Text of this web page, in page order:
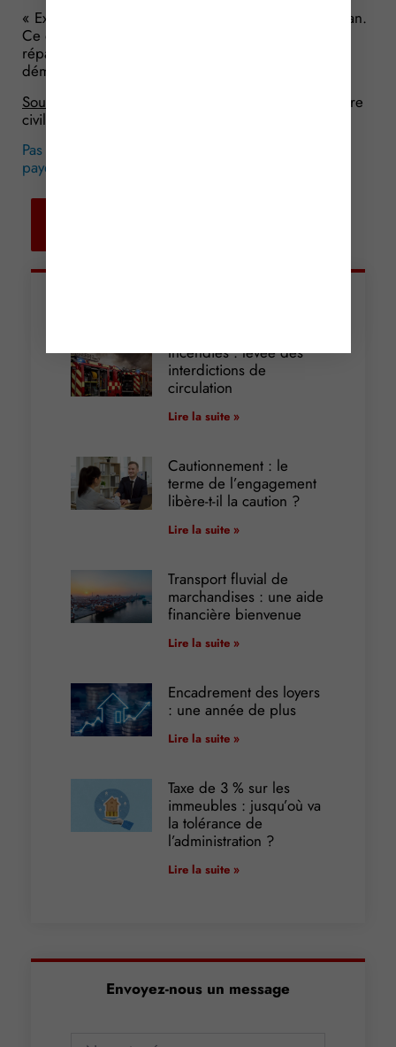
« Exact » confirme le juge qui donne raison à l’artisan.
Ce dernier a donc juste à s’acquitter des frais de
réparation de la fuite d’huile et non de ceux de
démontage du réducteur.
Source :
Arrêt de la Cour de cassation, 1ère chambre
civile, du 5 avril 2018, n° 17-13548
Pas de bon de commande signé, pas de facture à
payer ?
Incendies : levée des
interdictions de
circulation
Lire la suite »
Cautionnement : le
terme de l’engagement
libère-t-il la caution ?
Lire la suite »
Transport fluvial de
marchandises : une aide
financière bienvenue
Lire la suite »
Encadrement des loyers
: une année de plus
Lire la suite »
Taxe de 3 % sur les
immeubles : jusqu’où va
la tolérance de
l’administration ?
Lire la suite »
Envoyez-nous un message